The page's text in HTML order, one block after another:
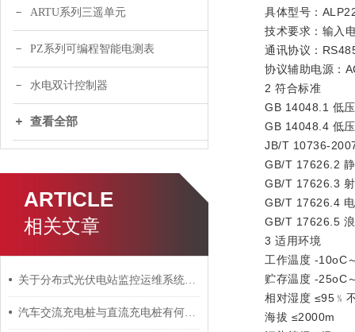
ARTU系列三遥单元
PZ系列可编程智能电测表
水电双计控制器
查看全部
ARTICLE
相关文章
关于分布式光伏电站监控运维系统的简单介绍
汽车交流充电桩与直流充电桩有何区别？
具体型号：
技术要求：输入电
通讯协议：
协议辅助电源：
2 符合标准
GB 14048.1 低压
GB 14048.4 低压
JB/T 10736-2007
GB/T 17626.2 静
GB/T 17626.3 射
GB/T 17626.4 电
GB/T 17626.5 浪
3 适用环境
工作温度 -10oC
贮存温度 -25oC
相对湿度 ≤95﹪不
海拔 ≤2000m